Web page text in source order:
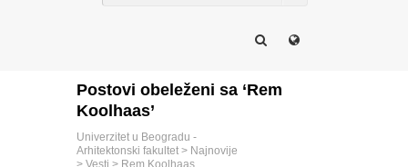
Postovi obeleženi sa ‘Rem
Koolhaas’
Univerzitet u Beogradu -
Arhitektonski fakultet > Najnovije
> Vesti > Rem Koolhaas